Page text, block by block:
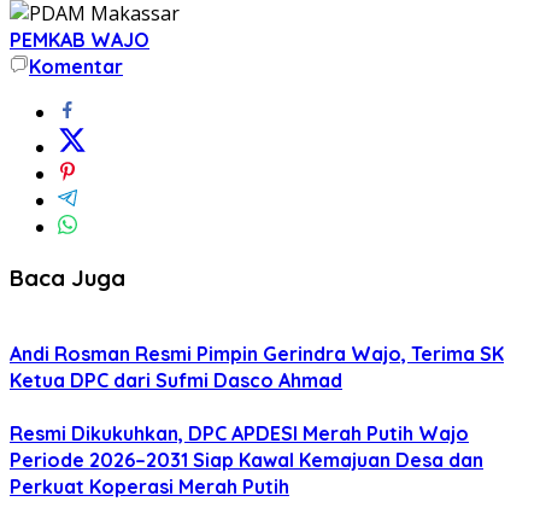
PEMKAB WAJO
Komentar
Baca Juga
Andi Rosman Resmi Pimpin Gerindra Wajo, Terima SK
Ketua DPC dari Sufmi Dasco Ahmad
Resmi Dikukuhkan, DPC APDESI Merah Putih Wajo
Periode 2026–2031 Siap Kawal Kemajuan Desa dan
Perkuat Koperasi Merah Putih